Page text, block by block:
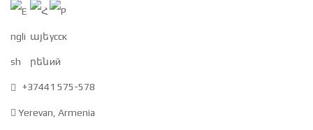
+37441 575-578
Yerevan, Armenia